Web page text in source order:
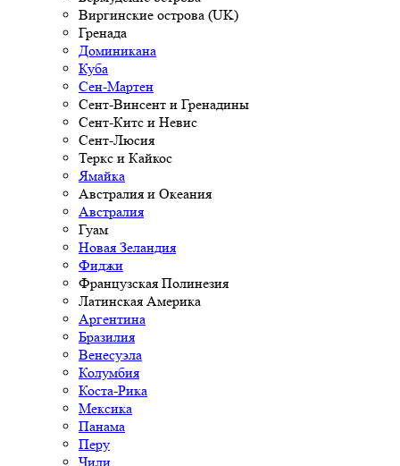
Виргинские острова (UK)
Гренада
Доминикана
Куба
Сен-Мартен
Сент-Винсент и Гренадины
Сент-Китс и Невис
Сент-Люсия
Теркс и Кайкос
Ямайка
Австралия и Океания
Австралия
Гуам
Новая Зеландия
Фиджи
Французская Полинезия
Латинская Америка
Аргентина
Бразилия
Венесуэла
Колумбия
Коста-Рика
Мексика
Панама
Перу
Чили